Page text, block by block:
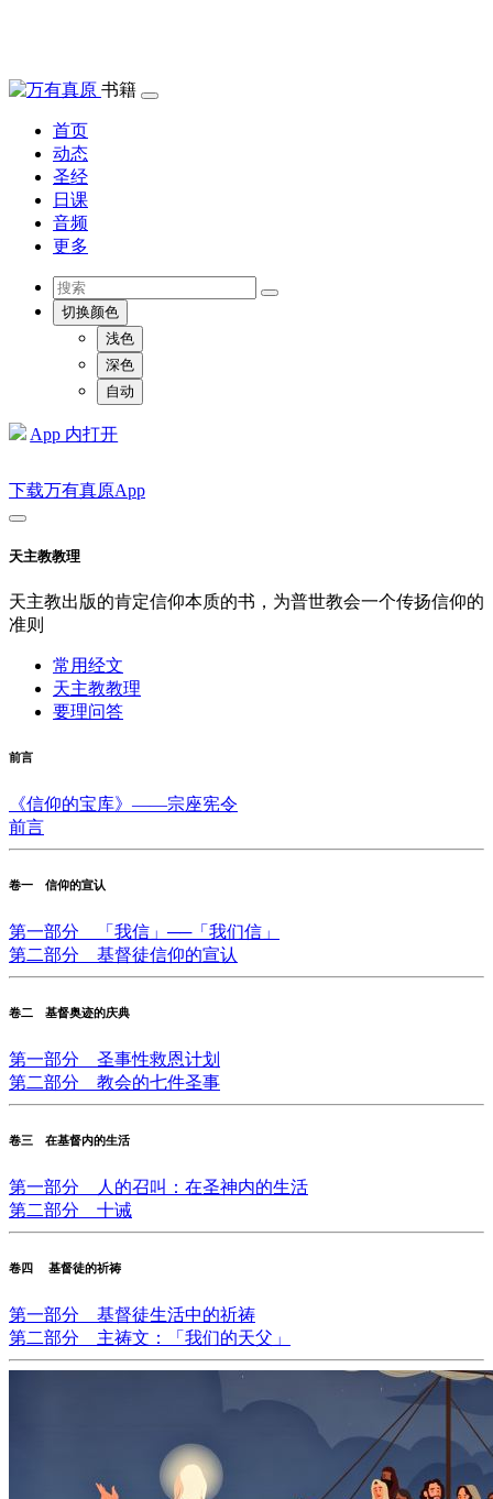
书籍
首页
动态
圣经
日课
音频
更多
切换颜色
浅色
深色
自动
App 内打开
下载万有真原App
天主教教理
天主教出版的肯定信仰本质的书，为普世教会一个传扬信仰的
准则
常用经文
天主教教理
要理问答
前言
《信仰的宝库》——宗座宪令
前言
卷一 信仰的宣认
第一部分 「我信」──「我们信」
第二部分 基督徒信仰的宣认
卷二 基督奥迹的庆典
第一部分 圣事性救恩计划
第二部分 教会的七件圣事
卷三 在基督内的生活
第一部分 人的召叫：在圣神内的生活
第二部分 十诫
卷四 基督徒的祈祷
第一部分 基督徒生活中的祈祷
第二部分 主祷文：「我们的天父」